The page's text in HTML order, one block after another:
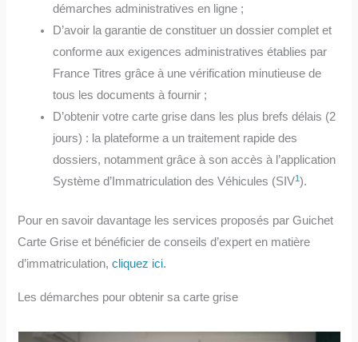
démarches administratives en ligne ;
D’avoir la garantie de constituer un dossier complet et
conforme aux exigences administratives établies par
France Titres grâce à une vérification minutieuse de
tous les documents à fournir ;
D’obtenir votre carte grise dans les plus brefs délais (2
jours) : la plateforme a un traitement rapide des
dossiers, notamment grâce à son accès à l’application
Système d’Immatriculation des Véhicules (SIV1).
Pour en savoir davantage les services proposés par Guichet
Carte Grise et bénéficier de conseils d’expert en matière
d’immatriculation,cliquez ici.
Les démarches pour obtenir sa carte grise